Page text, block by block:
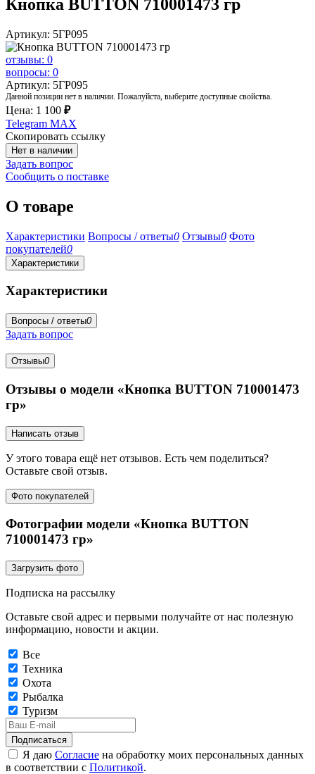
Кнопка BUTTON 710001473 гр
Артикул: 5ГР095
отзывы: 0
вопросы: 0
Артикул: 5ГР095
Данной позиции нет в наличии. Пожалуйста, выберите доступные свойства.
Цена: 1 100 ₽
Telegram MAX
Скопировать ссылку
Нет в наличии
Задать вопрос
Сообщить о поставке
О товаре
Характеристики Вопросы / ответы0 Отзывы0 Фото
покупателей0
Характеристики
Характеристики
Вопросы / ответы0
Задать вопрос
Отзывы0
Отзывы о модели «Кнопка BUTTON 710001473
гр»
Написать отзыв
У этого товара ещё нет отзывов. Есть чем поделиться?
Оставьте свой отзыв.
Фото покупателей
Фотографии модели «Кнопка BUTTON
710001473 гр»
Загрузить фото
Подписка на рассылку
Оставьте свой адрес и первыми получайте от нас полезную
информацию, новости и акции.
Все
Техника
Охота
Рыбалка
Туризм
Подписаться
Я даю Согласие на обработку моих персональных данных
в соответствии с Политикой.